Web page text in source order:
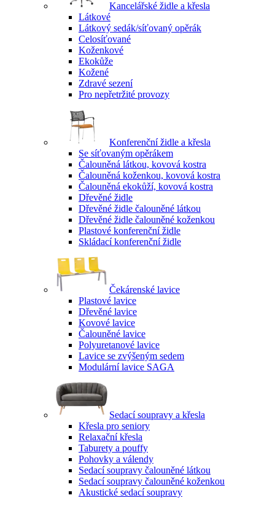
Kancelářské židle a křesla
Látkové
Látkový sedák/síťovaný opěrák
Celosíťované
Koženkové
Ekokůže
Kožené
Zdravé sezení
Pro nepřetržité provozy
Konferenční židle a křesla
Se síťovaným opěrákem
Čalouněná látkou, kovová kostra
Čalouněná koženkou, kovová kostra
Čalouněná ekokůží, kovová kostra
Dřevěné židle
Dřevěné židle čalouněné látkou
Dřevěné židle čalouněné koženkou
Plastové konferenční židle
Skládací konferenční židle
Čekárenské lavice
Plastové lavice
Dřevěné lavice
Kovové lavice
Čalouněné lavice
Polyuretanové lavice
Lavice se zvýšeným sedem
Modulární lavice SAGA
Sedací soupravy a křesla
Křesla pro seniory
Relaxační křesla
Taburety a pouffy
Pohovky a válendy
Sedací soupravy čalouněné látkou
Sedací soupravy čalouněné koženkou
Akustické sedací soupravy